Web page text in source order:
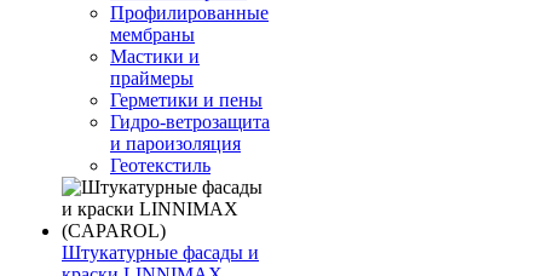
Профилированные
мембраны
Мастики и
праймеры
Герметики и пены
Гидро-ветрозащита
и пароизоляция
Геотекстиль
Штукатурные фасады и